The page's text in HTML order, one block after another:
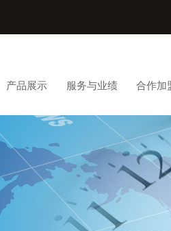
产品展示 服务与业绩 合作加